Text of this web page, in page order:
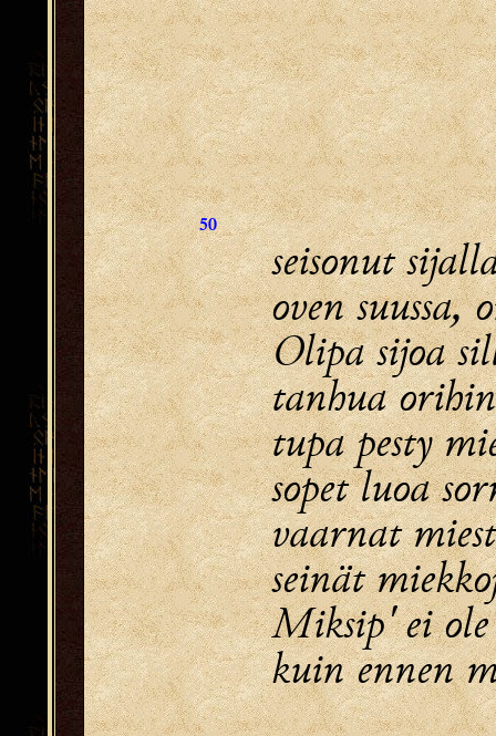
50
seisonut
oven suussa,
Olipa sijoa
tanhua
tupa pesty
sopet luoa
vaarnat
seinät
Miksip' ei
kuin ennen